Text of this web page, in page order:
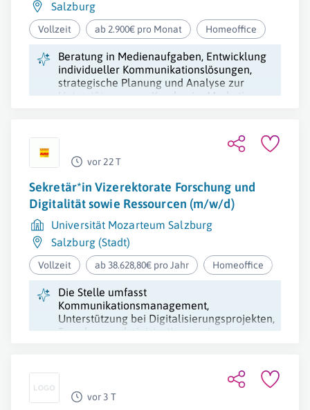
Salzburg
Vollzeit ab 2.900€ pro Monat Homeoffice
Beratung in Medienaufgaben, Entwicklung
individueller Kommunikationslösungen,
strategische Planung und Analyse zur
Unterstützung von Kunden im Marketing
vor 22 T
Sekretär*in Vizerektorate Forschung und
Digitalität sowie Ressourcen (m/w/d)
Universität Mozarteum Salzburg
Salzburg (Stadt)
Vollzeit ab 38.628,80€ pro Jahr Homeoffice
Die Stelle umfasst
Kommunikationsmanagement,
Unterstützung bei Digitalisierungsprojekten,
Forschungsadministration sowie
vor 3 T